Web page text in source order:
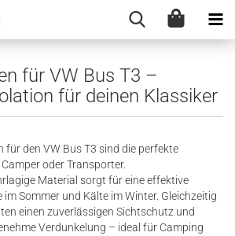
für VW Bus T3 –
für deinen Klassiker
für den VW Bus T3 sind die perfekte
oder Transporter.
Material sorgt für eine effektive
im Sommer und Kälte im Winter. Gleichzeitig
einen zuverlässigen Sichtschutz und
Verdunkelung – ideal für Camping